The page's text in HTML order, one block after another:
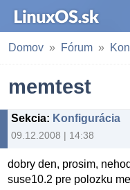
Domov Fórum
memtest
Sekcia: Konfigurácia
09.12.2008 | 14:38
dobry den, prosim,
suse10.2 pre polozku